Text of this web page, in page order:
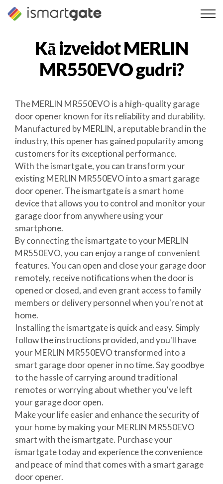
Pāriet
Kā izveidotMERLIN
MR550EVOgudri?
The MERLIN MR550EVO is a high-quality garage
door opener known for its reliability and durability.
Manufactured by MERLIN, a reputable brand in the
industry, this opener has gained popularity among
customers for its exceptional performance.
With the ismartgate, you can transform your
existing MERLIN MR550EVO into a smart garage
door opener. The ismartgate is a smart home
device that allows you to control and monitor your
garage door from anywhere using your
smartphone.
By connecting the ismartgate to your MERLIN
MR550EVO, you can enjoy a range of convenient
features. You can open and close your garage door
remotely, receive notifications when the door is
opened or closed, and even grant access to family
members or delivery personnel when you're not at
home.
Installing the ismartgate is quick and easy. Simply
follow the instructions provided, and you'll have
your MERLIN MR550EVO transformed into a
smart garage door opener in no time. Say goodbye
to the hassle of carrying around traditional
remotes or worrying about whether you've left
your garage door open.
Make your life easier and enhance the security of
your home by making your MERLIN MR550EVO
smart with the ismartgate. Purchase your
ismartgate today and experience the convenience
and peace of mind that comes with a smart garage
door opener.